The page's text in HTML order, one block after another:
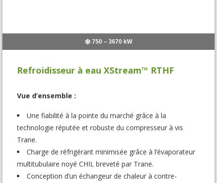
750 – 3670 kW
Refroidisseur à eau XStream™ RTHF
Vue d’ensemble :
Une fiabilité à la pointe du marché grâce à la
technologie réputée et robuste du compresseur à vis
Trane.
Charge de réfrigérant minimisée grâce à l’évaporateur
multitubulaire noyé CHIL breveté par Trane.
Conception d’un échangeur de chaleur à contre-